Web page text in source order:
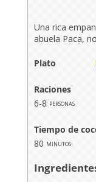
Una rica
abuela Paca,
Plato
Raciones
6-8 personas
Tiempo de
80 minutos